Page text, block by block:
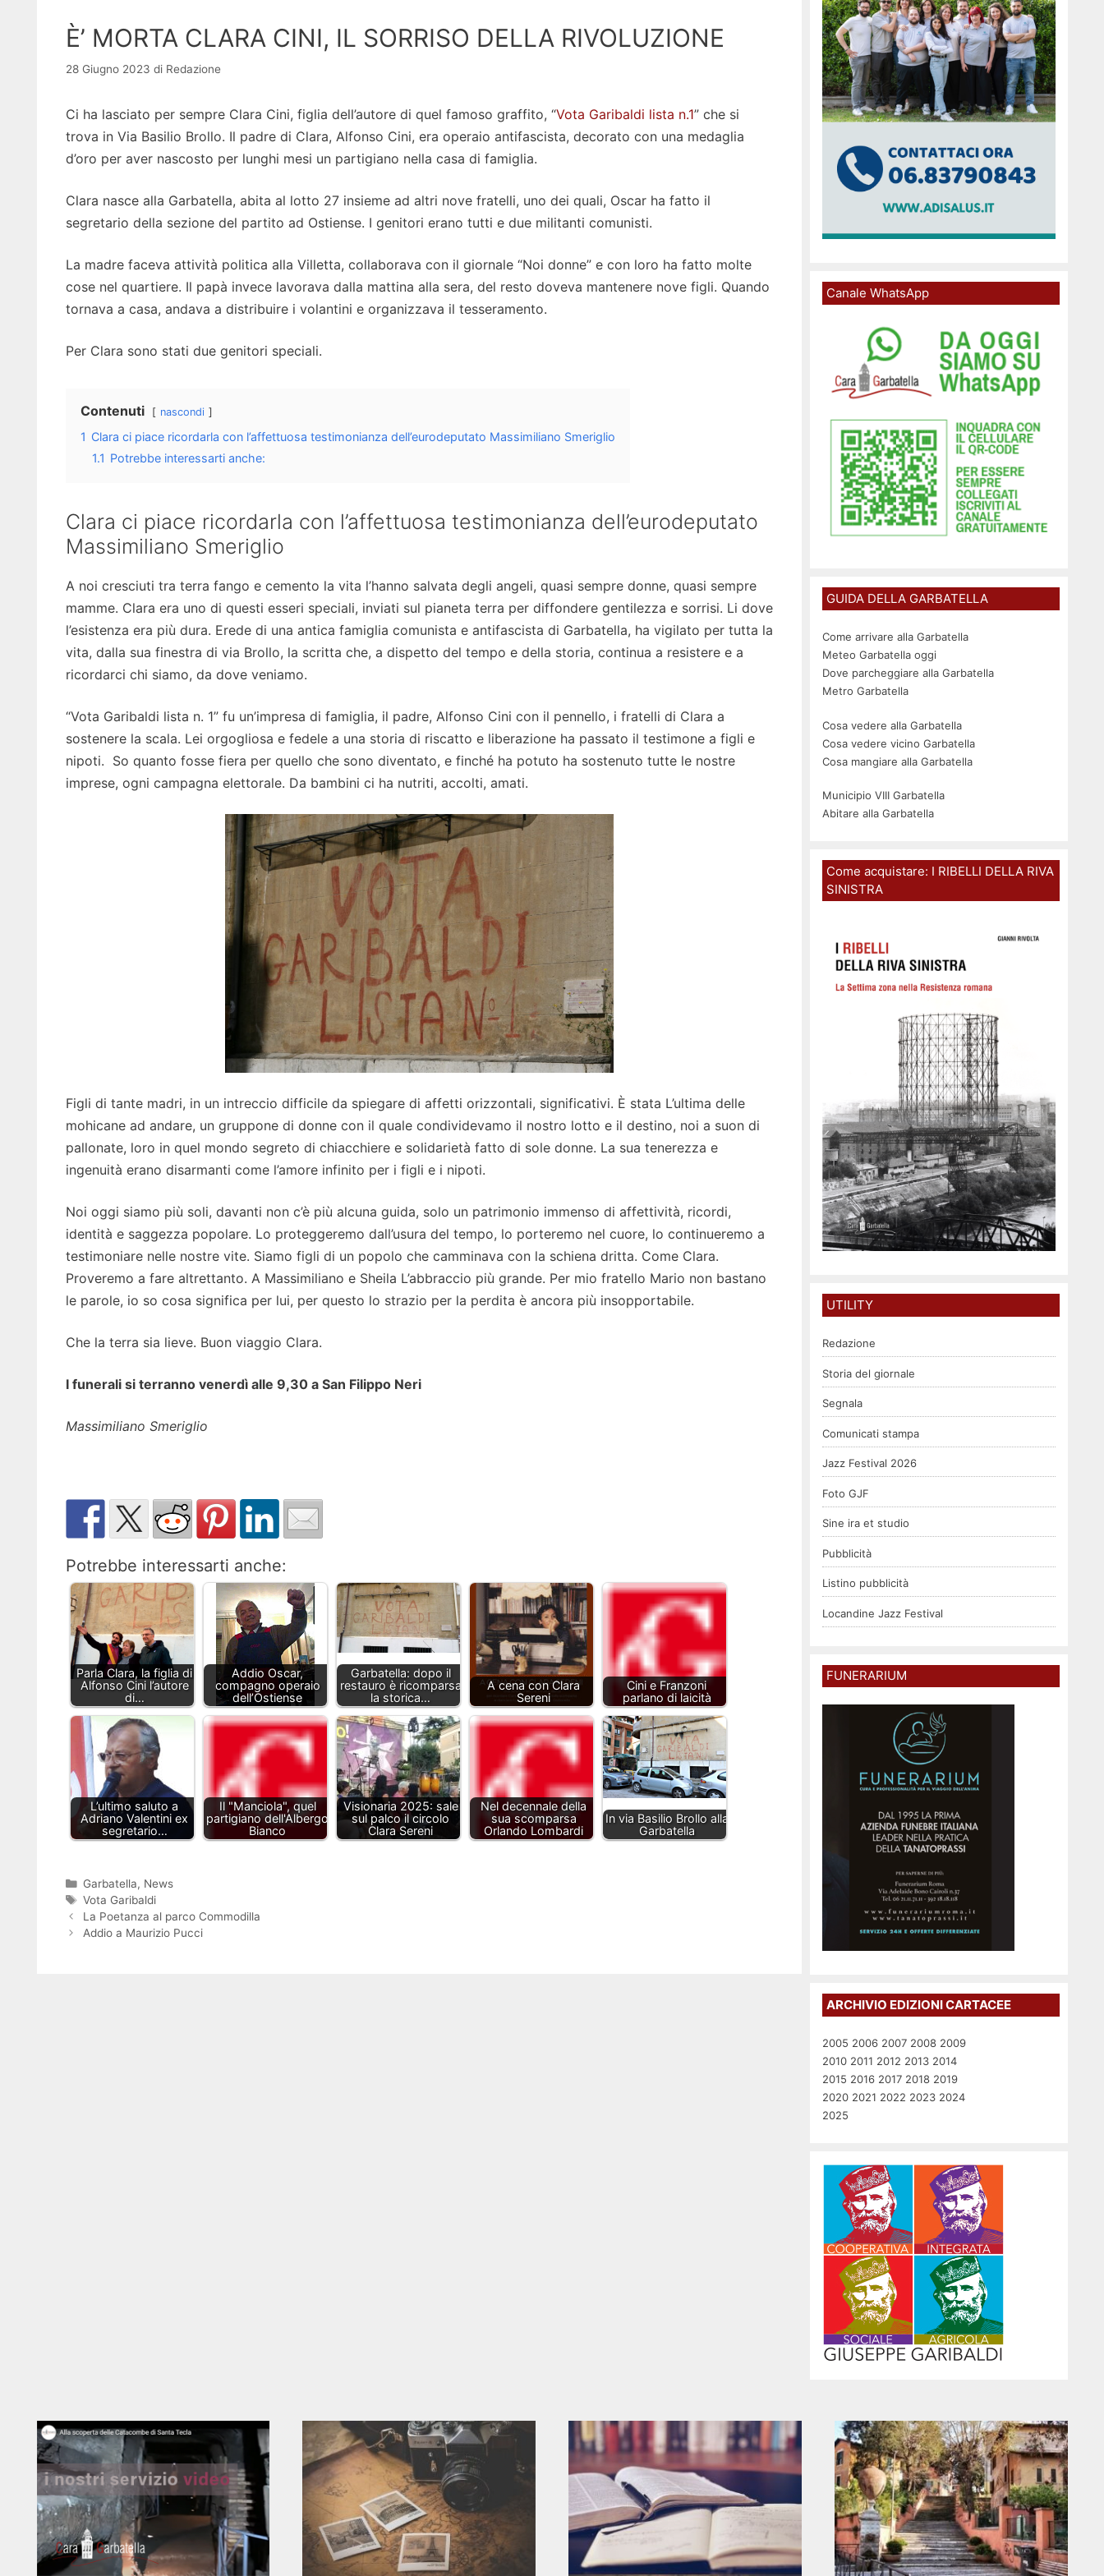
È’ MORTA CLARA CINI, IL SORRISO DELLA RIVOLUZIONE
28 Giugno 2023 di Redazione
Ci ha lasciato per sempre Clara Cini, figlia dell’autore di quel famoso graffito, “Vota Garibaldi lista n.1” che si
trova in Via Basilio Brollo. Il padre di Clara, Alfonso Cini, era operaio antifascista, decorato con una medaglia
d’oro per aver nascosto per lunghi mesi un partigiano nella casa di famiglia.
Clara nasce alla Garbatella, abita al lotto 27 insieme ad altri nove fratelli, uno dei quali, Oscar ha fatto il
segretario della sezione del partito ad Ostiense. I genitori erano tutti e due militanti comunisti.
La madre faceva attività politica alla Villetta, collaborava con il giornale “Noi donne” e con loro ha fatto molte
cose nel quartiere. Il papà invece lavorava dalla mattina alla sera, del resto doveva mantenere nove figli. Quando
tornava a casa, andava a distribuire i volantini e organizzava il tesseramento.
Per Clara sono stati due genitori speciali.
Contenuti nascondi
1 Clara ci piace ricordarla con l’affettuosa testimonianza dell’eurodeputato Massimiliano Smeriglio
1.1 Potrebbe interessarti anche:
Clara ci piace ricordarla con l’affettuosa testimonianza dell’eurodeputato
Massimiliano Smeriglio
A noi cresciuti tra terra fango e cemento la vita l’hanno salvata degli angeli, quasi sempre donne, quasi sempre
mamme. Clara era uno di questi esseri speciali, inviati sul pianeta terra per diffondere gentilezza e sorrisi. Li dove
l’esistenza era più dura. Erede di una antica famiglia comunista e antifascista di Garbatella, ha vigilato per tutta la
vita, dalla sua finestra di via Brollo, la scritta che, a dispetto del tempo e della storia, continua a resistere e a
ricordarci chi siamo, da dove veniamo.
“Vota Garibaldi lista n. 1” fu un’impresa di famiglia, il padre, Alfonso Cini con il pennello, i fratelli di Clara a
sostenere la scala. Lei orgogliosa e fedele a una storia di riscatto e liberazione ha passato il testimone a figli e
nipoti. So quanto fosse fiera per quello che sono diventato, e finché ha potuto ha sostenuto tutte le nostre
imprese, ogni campagna elettorale. Da bambini ci ha nutriti, accolti, amati.
Figli di tante madri, in un intreccio difficile da spiegare di affetti orizzontali, significativi. È stata L’ultima delle
mohicane ad andare, un gruppone di donne con il quale condividevamo il nostro lotto e il destino, noi a suon di
pallonate, loro in quel mondo segreto di chiacchiere e solidarietà fatto di sole donne. La sua tenerezza e
ingenuità erano disarmanti come l’amore infinito per i figli e i nipoti.
Noi oggi siamo più soli, davanti non c’è più alcuna guida, solo un patrimonio immenso di affettività, ricordi,
identità e saggezza popolare. Lo proteggeremo dall’usura del tempo, lo porteremo nel cuore, lo continueremo a
testimoniare nelle nostre vite. Siamo figli di un popolo che camminava con la schiena dritta. Come Clara.
Proveremo a fare altrettanto. A Massimiliano e Sheila L’abbraccio più grande. Per mio fratello Mario non bastano
le parole, io so cosa significa per lui, per questo lo strazio per la perdita è ancora più insopportabile.
Che la terra sia lieve. Buon viaggio Clara.
I funerali si terranno venerdì alle 9,30 a San Filippo Neri
Massimiliano Smeriglio
Potrebbe interessarti anche:
Parla Clara, la figlia di
Alfonso Cini l’autore
di…
Addio Oscar,
compagno operaio
dell’Ostiense
Garbatella: dopo il
restauro è ricomparsa
la storica…
A cena con Clara
Sereni
Cini e Franzoni
parlano di laicità
L’ultimo saluto a
Adriano Valentini ex
segretario…
Il "Manciola", quel
partigiano dell'Albergo
Bianco
Visionaria 2025: sale
sul palco il circolo
Clara Sereni
Nel decennale della
sua scomparsa
Orlando Lombardi
In via Basilio Brollo alla
Garbatella
Categorie
Garbatella, News
Tag
Vota Garibaldi
La Poetanza al parco Commodilla
Addio a Maurizio Pucci
Canale WhatsApp
GUIDA DELLA GARBATELLA
Come arrivare alla Garbatella
Meteo Garbatella oggi
Dove parcheggiare alla Garbatella
Metro Garbatella
Cosa vedere alla Garbatella
Cosa vedere vicino Garbatella
Cosa mangiare alla Garbatella
Municipio VIII Garbatella
Abitare alla Garbatella
Come acquistare: I RIBELLI DELLA RIVA
SINISTRA
UTILITY
Redazione
Storia del giornale
Segnala
Comunicati stampa
Jazz Festival 2026
Foto GJF
Sine ira et studio
Pubblicità
Listino pubblicità
Locandine Jazz Festival
FUNERARIUM
ARCHIVIO EDIZIONI CARTACEE
2005 2006 2007 2008 2009
2010 2011 2012 2013 2014
2015 2016 2017 2018 2019
2020 2021 2022 2023 2024
2025